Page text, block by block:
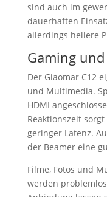
sind auch im
dauerhaften
allerdings hellere
Gaming
Der Giaomar C12
und Multimedia.
HDMI
Reaktionszeit
geringer Latenz.
der Beamer eine
Filme, Fotos und
werden